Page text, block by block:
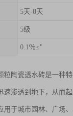
5天-8天
5级
0.1％≤"
粒陶瓷透水砖是一种
速渗透到地下，从而
用于城市园林、广场